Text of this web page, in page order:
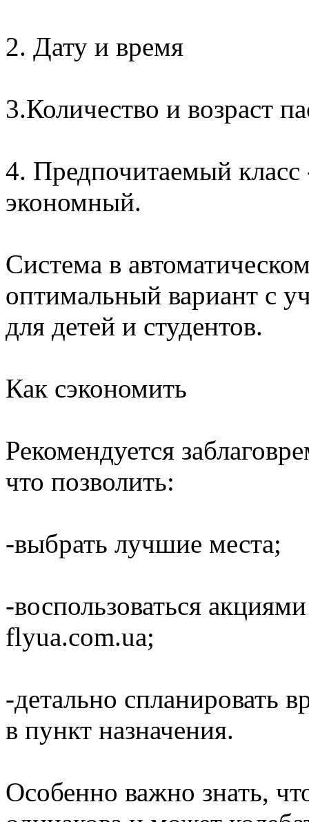
2. Дату и время
3.Количество и возраст
4. Предпочитаемый
экономный.
Система в
оптимальный вариант с
для детей и студентов.
Как сэкономить
Рекомендуется
что позволить:
-выбрать лучшие места;
-воспользоваться
flyua.com.ua;
-детально спланировать
в пункт назначения.
Особенно важно знать,